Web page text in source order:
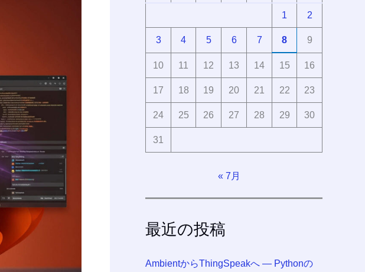
1 2
3 4 5 6 7 8 9
10 11 12 13 14 15 16
17 18 19 20 21 22 23
24 25 26 27 28 29 30
31
« 7月
最近の投稿
AmbientからThingSpeakへ ― Pythonの